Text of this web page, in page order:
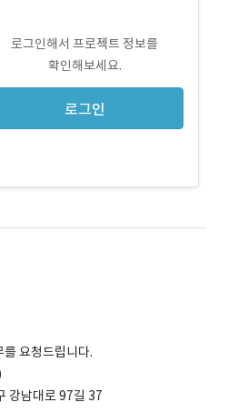
로그인해서 프로젝트 정보를
확인해보세요.
로그인
요청드립니다.
강남대로 97길 37